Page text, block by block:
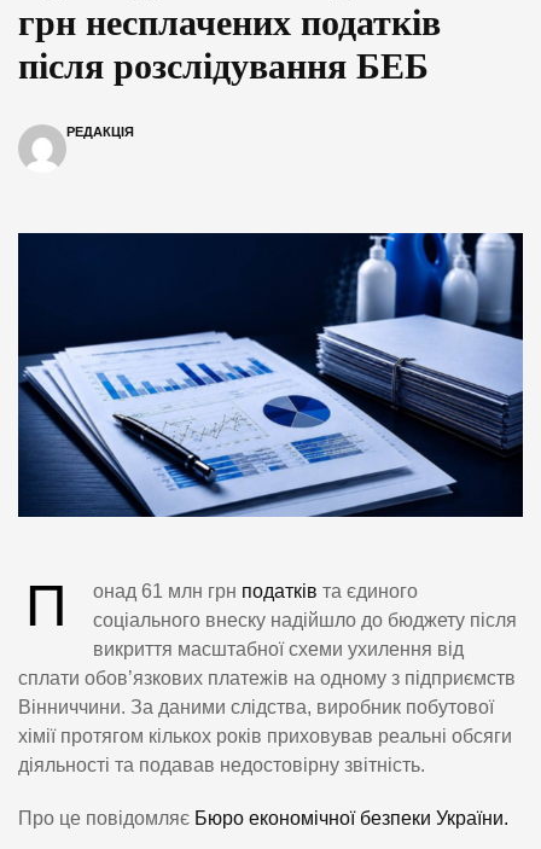
грн несплачених податків
після розслідування БЕБ
РЕДАКЦІЯ
П онад 61 млн грн податків та єдиного
соціального внеску надійшло до бюджету після
викриття масштабної схеми ухилення від
сплати обов’язкових платежів на одному з підприємств
Вінниччини. За даними слідства, виробник побутової
хімії протягом кількох років приховував реальні обсяги
діяльності та подавав недостовірну звітність.
Про це повідомляє Бюро економічної безпеки України.